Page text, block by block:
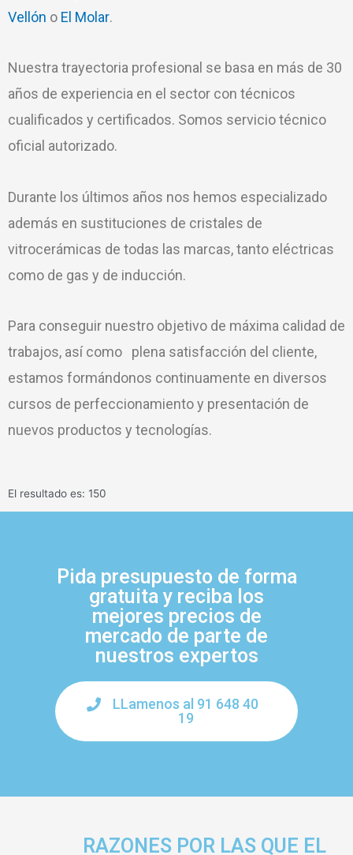
Vellón o El Molar.
Nuestra trayectoria profesional se basa en más de 30
años de experiencia en el sector con técnicos
cualificados y certificados. Somos servicio técnico
oficial autorizado.
Durante los últimos años nos hemos especializado
además en sustituciones de cristales de
vitrocerámicas de todas las marcas, tanto eléctricas
como de gas y de inducción.
Para conseguir nuestro objetivo de máxima calidad de
trabajos, así como plena satisfacción del cliente,
estamos formándonos continuamente en diversos
cursos de perfeccionamiento y presentación de
nuevos productos y tecnologías.
El resultado es: 150
Pida presupuesto de forma
gratuita y reciba los
mejores precios de
mercado de parte de
nuestros expertos
LLamenos al 91 648 40
19
RAZONES POR LAS QUE EL